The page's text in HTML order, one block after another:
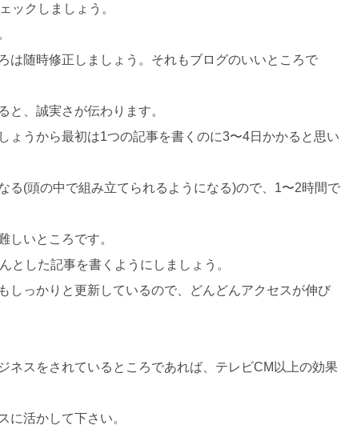
ックしましょう。
は随時修正しましょう。それもブログのいいところで
と、誠実さが伝わります。
ょうから最初は1つの記事を書くのに3〜4日かかると思い
る(頭の中で組み立てられるようになる)ので、1〜2時間で
しいところです。
とした記事を書くようにしましょう。
しっかりと更新しているので、どんどんアクセスが伸び
ネスをされているところであれば、テレビCM以上の効果
に活かして下さい。